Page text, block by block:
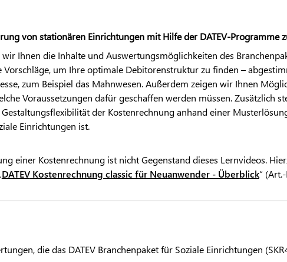
von stationären Einrichtungen mit Hilfe derDATEV-Programme
Ihnen die Inhalte und Auswertungsmöglichkeiten des
Vorschläge, um Ihre optimale Debitorenstruktur zu finden –
zum Beispiel das Mahnwesen. Außerdem zeigen wir Ihnen
Voraussetzungen dafür geschaffen werden müssen. Zusätzlich
der Kostenrechnung anhand einer
Einrichtungen ist.
einer Kostenrechnung ist nicht Gegenstand dieses Lernvideos.
DATEVKostenrechnung classic für Neuanwender - Überblick“
die das DATEVBranchenpaket für Soziale Einrichtungen